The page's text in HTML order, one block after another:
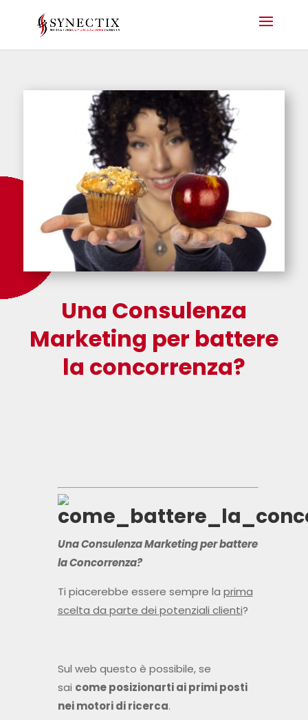
Una Consulenza
Marketing per battere
la concorrenza?
Una Consulenza Marketing per battere
la Concorrenza?
Ti piacerebbe essere sempre la prima
scelta da parte dei potenziali clienti?
Sul web questo è possibile, se
sai come posizionarti ai primi posti
nei motori di ricerca.